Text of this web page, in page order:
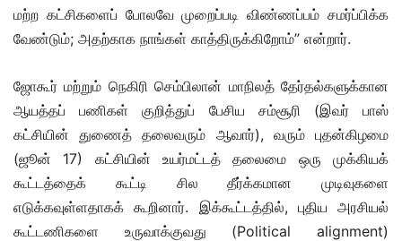
மற்ற கட்சிகளைப் போலவே முறைப்படி விண்ணப்பம் சமர்ப்பிக்க
வேண்டும்; அதற்காக நாங்கள் காத்திருக்கிறோம்” என்றார்.
ஜோகூர் மற்றும் நெகிரி செம்பிலான் மாநிலத் தேர்தல்களுக்கான
ஆயத்தப் பணிகள் குறித்துப் பேசிய சம்சூரி (இவர் பாஸ்
கட்சியின் துணைத் தலைவரும் ஆவார்), வரும் புதன்கிழமை
(ஜூன் 17) கட்சியின் உயர்மட்டத் தலைமை ஒரு முக்கியக்
கூட்டத்தைக் கூட்டி சில தீர்க்கமான முடிவுகளை
எடுக்கவுள்ளதாகக் கூறினார். இக்கூட்டத்தில், புதிய அரசியல்
கூட்டணிகளை உருவாக்குவது (Political alignment)